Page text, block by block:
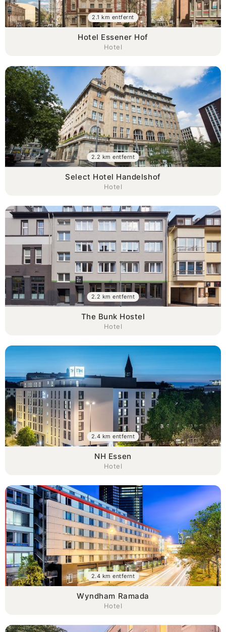
Hotel Essener Hof
Hotel
2.1 km entfernt
Select Hotel Handelshof
Hotel
2.2 km entfernt
The Bunk Hostel
Hotel
2.2 km entfernt
NH Essen
Hotel
2.4 km entfernt
Wyndham Ramada
Hotel
2.4 km entfernt